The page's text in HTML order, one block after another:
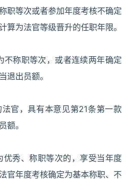
职等次或者参加年度考核不确定
算为法官等级晋升的任职年限。
不称职等次，或者连续两年确定
退出员额。
官，具有本意见第21条第一款
额。
优秀、称职等次的，享受当年度
官年度考核确定为基本称职、不